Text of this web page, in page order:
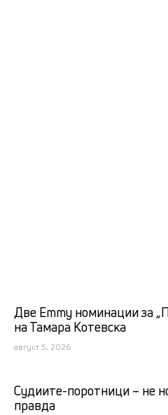
Две Emmy номинации за
на Тамара Котевска
август 5, 2026
Судиите-поротници – не
правда